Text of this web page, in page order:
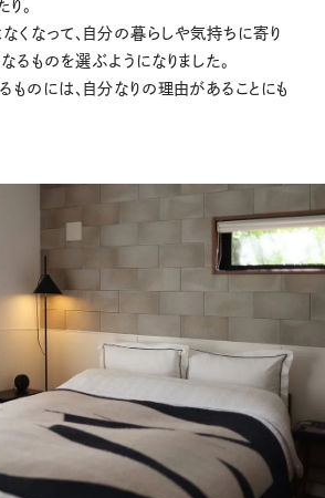
。
くなって、自分の暮らしや気持ちに寄り
るものを選ぶようになりました。
ものには、自分なりの理由があることにも